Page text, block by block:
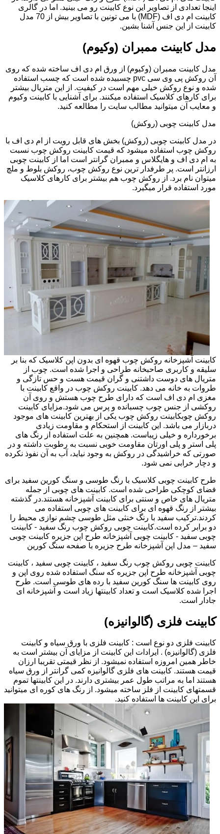
اینجا تعدادی از تصاویر این نوع کابینت رو می بینید. اما در گالری
کابینت ام دی اف (MDF) با می تونین با تصاویر بیش از 70 مدل
کابینت از این جنس آشنا بشین.
مدل کابینت ممبران (وکیوم)
مدل کابینت ممبران (وکیوم) از ورق ام دی اف ساخته شده که روی
آن روکش پی وی سی pvc چسبیده شده است که چسب استفاده
شده و نوع روکش خیلی مهم است در کیفیت. از این متریال بیشتر
برای کارهای کلاسیک استفاده میکنند. برای آشنایی با کابینت وکیوم
و معایب آن میتوانید مطالب سایت را مطالعه کنید.
مدل کابینت چوبی (روکش)
در مدل کابینت چوبی (روکش) بخش های قابل رویت از ام دی اف با
روکش چوب استفاده میشود که قیمت کابینت روکش چوب نسبت
به ام دی اف و هایگلاس و ممبران گرانتر است اما از کابینت چوبی
ارزانتر است. پر طرفدار ترین نوع روکش چوب، روکش بلوط و ملچ
میتوان نام برد. از روکش چوب هم بیشتر برای کارهای کلاسیک
مورد استفاده قرار میگیرد.
کابینت آشپزخانه روکش چوب قهوه ای بدون اپن کلاسیک که بنا بر
سلیقه و کاربری صاحبخانه طراحی و اجرا شده است. چوب از
متریال های دوست داشتنی و گران قیمت هست و حس تازگی و
طروات به خانه می دهد. کابینت روکش چوب در واقع کابینت با
مغزی ام دی اف است که دارای طرح چوب هستش و روی آن
روکشی از جنس چوب چسبانده و پرس می شود.مزایای کابینت
روکش چوبکابینت روکش چوب یکی از بهترین کابینت های موجود
دربازار می باشد. این کابینت از استحکام و مقاومت زیادی
برخورداره و خیلی زیباست. همچنین به علت استفاده از رنگ های
پلی استر و پلی اورتان مقاومت خوبی نسبت به رطوبت داشته و در
صورتی که خراشیدگی در روکش به وجود نیاید، آب به آن نفوذ نکرده
و دچار خرابی نمی شود.
طرح کابینت چوبی کلاسیک با رنگ طوسی و سنگ کورین سفید برای
فضای کوچکی طراحی شده است. کابینت های چوبی از جمله
متریال های خاص و سنتی برای کابینت آشپزخانه هستند.در گذشته
بیشتر از رنگ قهوه ای برای کابینت های چوبی استفاده می
کردند.ترکیب سفید با رنگ خنثی مثل طوسی چشم نوازی محیط را
دو برابر کرده است.کابینت چوبی روکش چوب رنگ سفید - کابینت
چوبی سفید - کابینت چوبی آشپزخانه طرح اپن جزیره کابینت چوبی
سفید – مدل اپن آشپزخانه طرح جزیره با صفحه سنگ کورین
کابینت چوبی روکش چوب رنگ سفید ، کابینت چوبی سفید ، کابینت
چوبی آشپزخانه طرح اپن جزیره که سنگ استفاده شده روی اپن و
روی کابینت ها سنگ کورین سفید با رده های طوسی است. طرح
اجرا شده کلاسیک است و تعداد کابینتها زیاد است و آشپزخانه ای
جادار است.
کابینت فلزی (گالوانیزه)
کابینت فلزی دو نوع است : کابینت فلزی با ورق سیاه و کابینت
فلزی (گالوانیزه) . ایرادات این کابینت از مزایای آن بیشتر است به
خاطر همین امروزه استفاده نمیشود. از نظر قیمتی تقریبا ارزان
قیمت هستند. کابینت های فلزی گالوانیزه کمی گرانتر از ورق سیاه
هستند اما به مراتب طول عمر بیشتری دارند. در این کابینتها تموم
قسمتهای کابینت از فلز ساخته میشود. از رنگ های کوره ای میتوانید
برای این کابینت ها استفاده کنید.